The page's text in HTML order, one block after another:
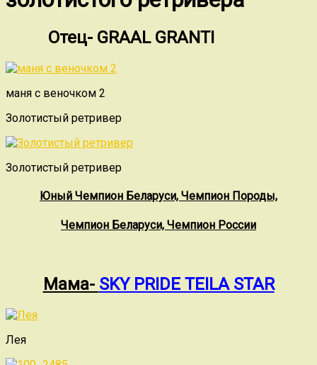
Отец- GRAAL GRANTI
маня с веночком 2
Золотистый ретривер
Золотистый ретривер
Юный Чемпион Беларуси, Чемпион Породы,
Чемпион Беларуси, Чемпион России
Мама- SKY PRIDE TEILA STAR
Лея